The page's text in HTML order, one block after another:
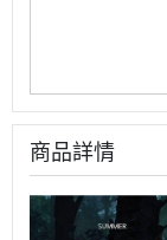
商品詳情